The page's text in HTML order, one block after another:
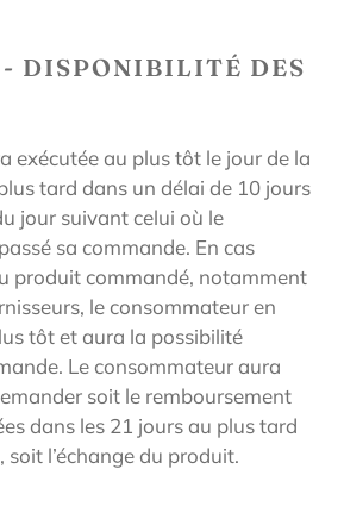
- DISPONIBILITÉ DES
exécutée au plus tôt le jour de la
tard dans un délai de 10 jours
jour suivant celui où le
sa commande. En cas
produit commandé, notamment
le consommateur en
tôt et aura la possibilité
Le consommateur aura
soit le remboursement
dans les 21 jours au plus tard
soit l’échange du produit.